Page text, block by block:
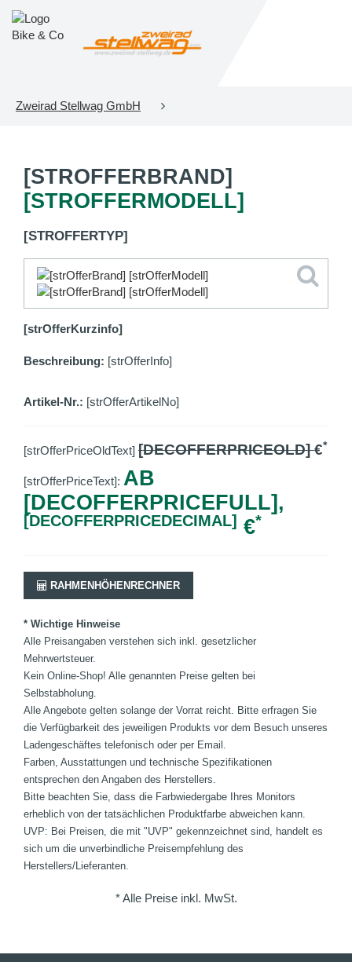
Zweirad Stellwag GmbH
[STROFFERBRAND]
[STROFFERMODELL]
[STROFFERTYP]
[strOfferKurzinfo]
Beschreibung: [strOfferInfo]
Artikel-Nr.: [strOfferArtikelNo]
[strOfferPriceOldText] [DECOFFERPRICEOLD]€*
[strOfferPriceText]: AB
[DECOFFERPRICEFULL],
[DECOFFERPRICEDECIMAL] €*
RAHMENHÖHENRECHNER
* Wichtige Hinweise
Alle Preisangaben verstehen sich inkl. gesetzlicher
Mehrwertsteuer.
Kein Online-Shop! Alle genannten Preise gelten bei
Selbstabholung.
Alle Angebote gelten solange der Vorrat reicht. Bitte erfragen Sie
die Verfügbarkeit des jeweiligen Produkts vor dem Besuch unseres
Ladengeschäftes telefonisch oder per Email.
Farben, Ausstattungen und technische Spezifikationen
entsprechen den Angaben des Herstellers.
Bitte beachten Sie, dass die Farbwiedergabe Ihres Monitors
erheblich von der tatsächlichen Produktfarbe abweichen kann.
UVP: Bei Preisen, die mit "UVP" gekennzeichnet sind, handelt es
sich um die unverbindliche Preisempfehlung des
Herstellers/Lieferanten.
* Alle Preise inkl. MwSt.